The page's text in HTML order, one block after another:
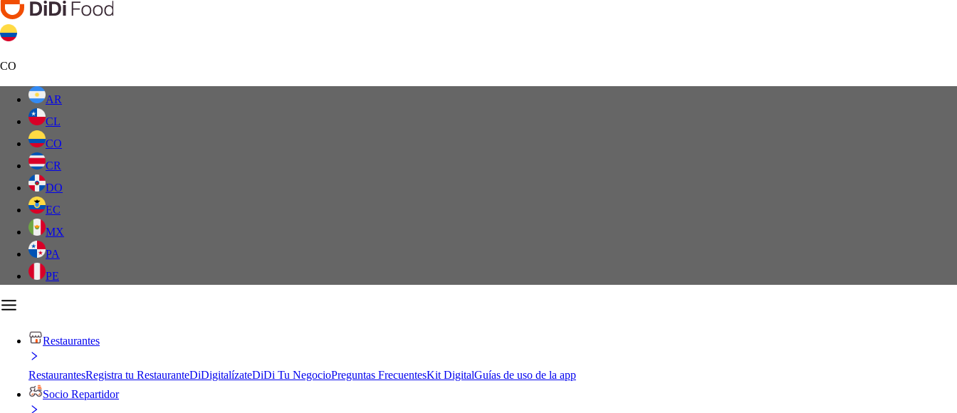
CO
AR
CL
CO
CR
DO
EC
MX
PA
PE
Restaurantes
RestaurantesRegistra tu RestauranteDiDigitalízateDiDi Tu NegocioPreguntas FrecuentesKit DigitalGuías de uso de la app
Socio Repartidor